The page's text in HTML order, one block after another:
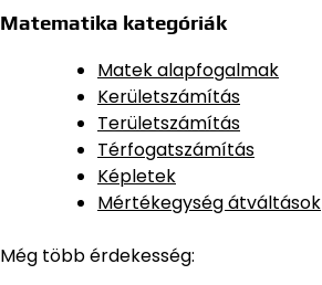
Matematika kategóriák
Matek alapfogalmak
Kerületszámítás
Területszámítás
Térfogatszámítás
Képletek
Mértékegység átváltások
Még több érdekesség: